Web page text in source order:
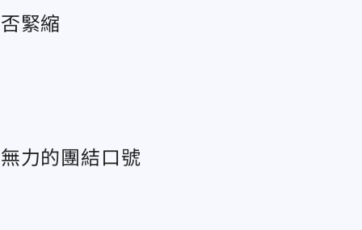
緊縮
力的團結口號